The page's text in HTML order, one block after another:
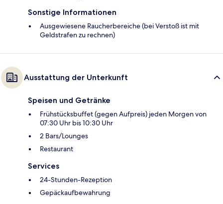
Sonstige Informationen
Ausgewiesene Raucherbereiche (bei Verstoß ist mit
Geldstrafen zu rechnen)
Ausstattung der Unterkunft
Speisen und Getränke
Frühstücksbuffet (gegen Aufpreis) jeden Morgen von
07:30 Uhr bis 10:30 Uhr
2 Bars/Lounges
Restaurant
Services
24-Stunden-Rezeption
Gepäckaufbewahrung